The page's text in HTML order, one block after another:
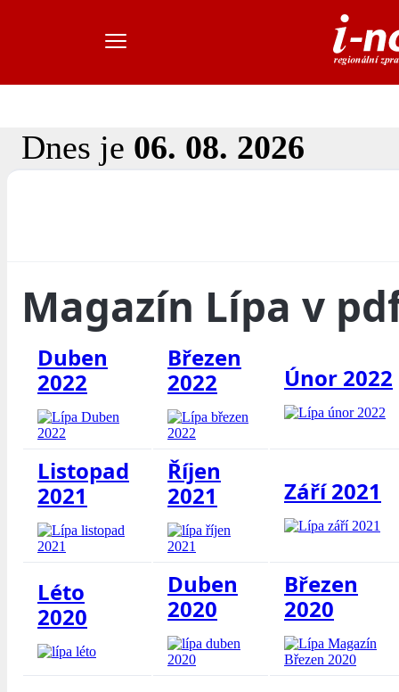
Dnes je 06. 08. 2026
Magazín Lípa v
Duben
2022
Březen
2022
Únor 2022
Listopad
2021
Říjen
2021
Září 2021
Léto
2020
Duben
2020
Březen
2020